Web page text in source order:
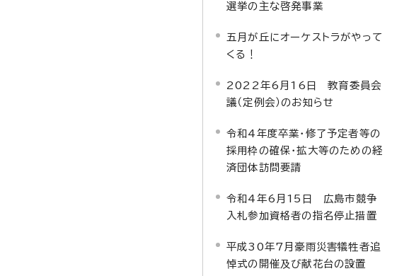
選挙の主な啓発事業
五月が丘にオーケストラがやって
くる！
2022年6月16日 教育委員会
議（定例会）のお知らせ
令和4年度卒業・修了予定者等の
採用枠の確保・拡大等のための経
済団体訪問要請
令和4年6月15日 広島市競争
入札参加資格者の指名停止措置
平成30年7月豪雨災害犠牲者追
悼式の開催及び献花台の設置